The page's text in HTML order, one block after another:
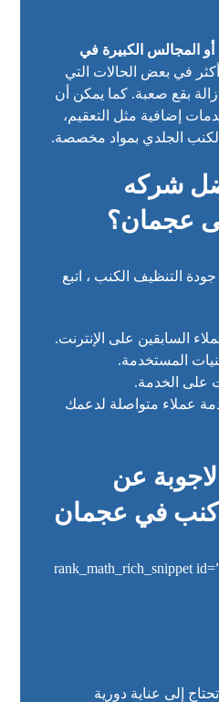
أو المجالس الكبيرة في
أكثر في بعض الحالات التي
بقع صعبة. كما يمكن أن
إضافية مثل التعقيم،
الكنب الجلدي بمواد مخصصة.
شركه
عجمان؟
التنظيف الكنب ، اتبع
السابقين على الإنترنت.
المستخدمة.
على الخدمة.
عملاء متواصلة لدعمك
عن
في عجمان
[rank_math_rich_snippet
إلى عناية دورية